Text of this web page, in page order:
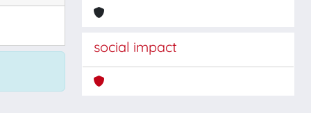
social impact